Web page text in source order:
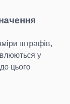
штрафів,
у
цього